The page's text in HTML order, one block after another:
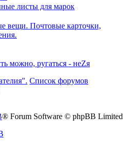
листы для марок
вещи. Почтовые карточки,
можно, ругаться - неZя
Список форумов
® Forum Software © phpBB Limited